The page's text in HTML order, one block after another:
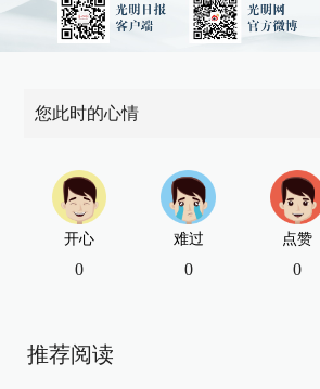
您此时的心情
开心
0
难过
0
点赞
0
推荐阅读